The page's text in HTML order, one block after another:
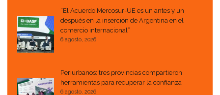
“El Acuerdo Mercosur-UE es un antes y un
después en la inserción de Argentina en el
comercio internacional”
6 agosto, 2026
Periurbanos: tres provincias compartieron
herramientas para recuperar la confianza
6 agosto, 2026